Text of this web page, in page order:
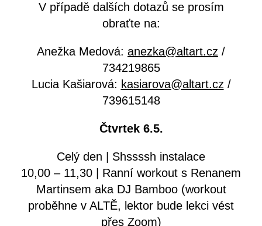
V případě dalších dotazů se prosím
obraťte na:
Anežka Medová: anezka@altart.cz /
734219865
Lucia Kašiarová: kasiarova@altart.cz /
739615148
Čtvrtek 6.5.
Celý den | Shssssh instalace
10,00 – 11,30 | Ranní workout s Renanem
Martinsem aka DJ Bamboo (workout
proběhne v ALTĚ, lektor bude lekci vést
přes Zoom)